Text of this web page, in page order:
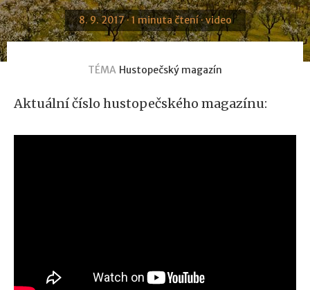
8. 9. 2017 · 1 minuta čtení · video
TÉMA Hustopečský magazín
Aktuální číslo hustopečského magazínu: